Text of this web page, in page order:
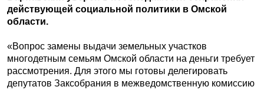
действующей социальной политики в Омской
области.
«Вопрос замены выдачи земельных участков
многодетным семьям Омской области на деньги требует
рассмотрения. Для этого мы готовы делегировать
депутатов Заксобрания в межведомственную комиссию